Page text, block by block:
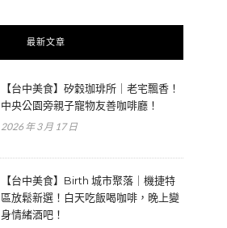
最新文章
【台中美食】矽穀珈琲所｜老宅飄香！
中央公園旁親子寵物友善咖啡廳！
2026 年 3 月 17 日
【台中美食】Birth 城市聚落｜機捷特
區放鬆新選！白天吃飯喝咖啡，晚上變
身情緒酒吧！